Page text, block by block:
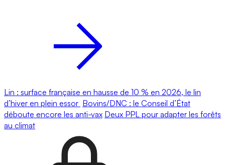
Lin : surface française en hausse de 10 % en 2026, le lin
d’hiver en plein essor Bovins/DNC : le Conseil d’État
déboute encore les anti-vax Deux PPL pour adapter les forêts
au climat